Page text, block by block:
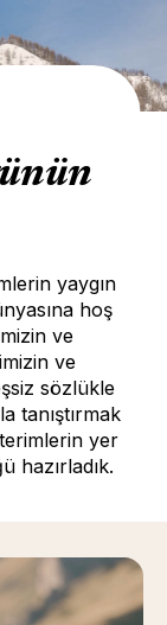
yaygın
hoş
ve
ve
sözlükle
tanıştırmak
yer
hazırladık.